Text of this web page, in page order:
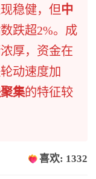
稳健，但中
跌超2%。成
厚，资金在
动速度加
集的特征较
喜欢: 1332